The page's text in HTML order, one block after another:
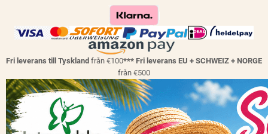
Fri leverans till Tyskland från €100*** Fri leverans EU + SCHWEIZ + NORGE
från €500